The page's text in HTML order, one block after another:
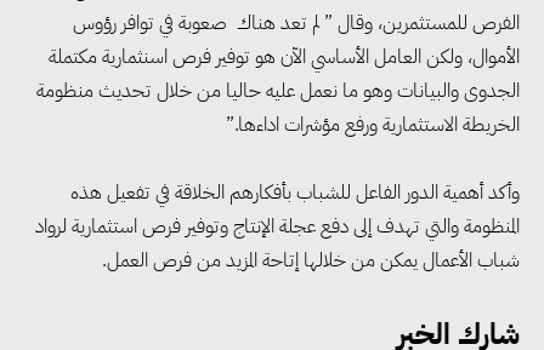
الفرص للمستثمرين، وقال ” لم تعد هناك صعوبة في توافر رؤوس
الأموال، ولكن العامل الأساسي الآن هو توفير فرص اسنثمارية مكتملة
الجدوى والبيانات وهو ما نعمل عليه حاليا من خلال تحديث منظومة
الخريطة الاستثمارية ورفع مؤشرات اداءها.”
وأكد أهمية الدور الفاعل للشباب بأفكارهم الخلاقة في تفعيل هذه
المنظومة والتي تهدف إلى دفع عجلة الإنتاج وتوفير فرص استثمارية لرواد
شباب الأعمال يمكن من خلالها إتاحة المزيد من فرص العمل.
شارك الخبر
مجلس الوزراء: تراجع معدل
البطالة في مصر إلى 5.8% خلال
الربع الثاني من 2026
وزير الصناعة يبحث مع البرازيل و
الصين تعزيز الشراكات الصناعية
وجذب استثمارات جديدة إلى مصر